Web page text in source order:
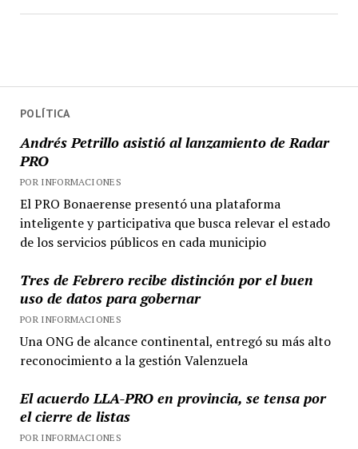
POLÍTICA
Andrés Petrillo asistió al lanzamiento de Radar
PRO
POR INFORMACIONES
El PRO Bonaerense presentó una plataforma
inteligente y participativa que busca relevar el estado
de los servicios públicos en cada municipio
Tres de Febrero recibe distinción por el buen
uso de datos para gobernar
POR INFORMACIONES
Una ONG de alcance continental, entregó su más alto
reconocimiento a la gestión Valenzuela
El acuerdo LLA-PRO en provincia, se tensa por
el cierre de listas
POR INFORMACIONES